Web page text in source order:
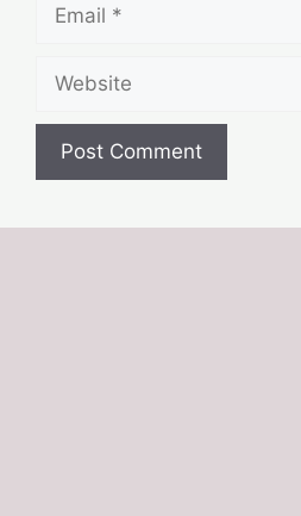
Website